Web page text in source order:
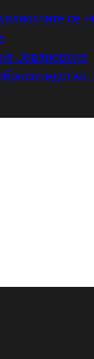
се
Јовановска